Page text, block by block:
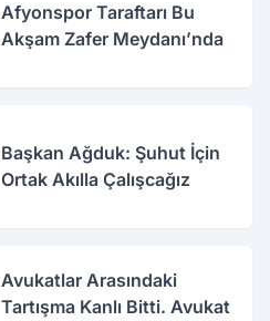
Afyonspor Taraftarı Bu
Akşam Zafer Meydanı’nda
Başkan Ağduk: Şuhut İçin
Ortak Akılla Çalışcağız
Avukatlar Arasındaki
Tartışma Kanlı Bitti. Avukat